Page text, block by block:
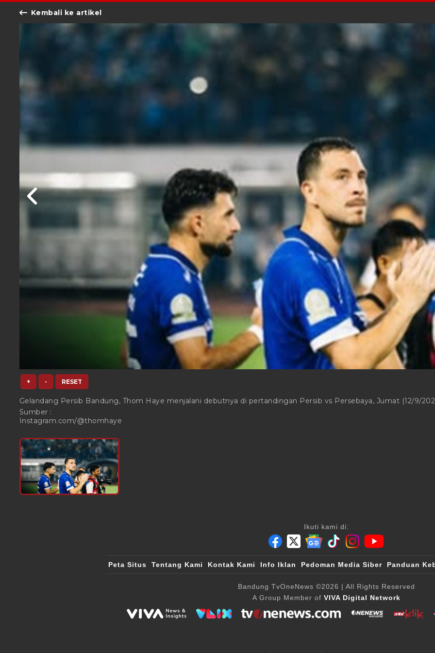
Kembali ke artikel
+ - RESET
Gelandang Persib Bandung, Thom Haye menjalani debutnya di pertandingan Persib vs Persebaya, Jumat (12/9/
Sumber :
Instagram.com/@thomhaye
Ikuti kami di:
Peta Situs Tentang Kami Kontak Kami Info Iklan Pedoman Media Siber Panduan
Bandung TvOneNews ©2026 | All Rights Reserved
A Group Member of VIVA Digital Network